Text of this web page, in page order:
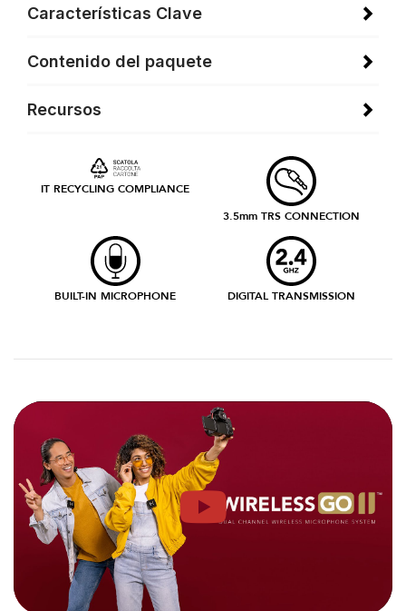
Características Clave
Contenido del paquete
Recursos
IT RECYCLING COMPLIANCE
3.5mm TRS CONNECTION
BUILT-IN MICROPHONE DIGITAL TRANSMISSION